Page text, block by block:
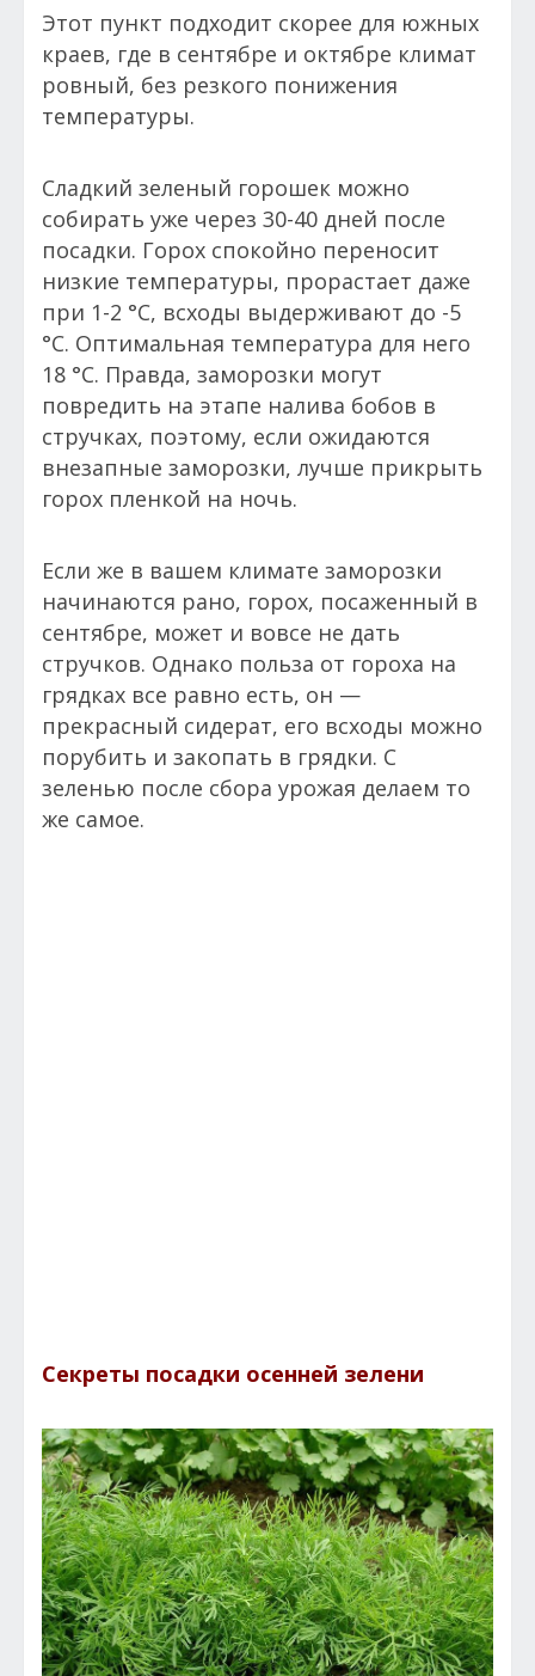
Этот пункт подходит скорее для южных
краев, где в сентябре и октябре климат
ровный, без резкого понижения
температуры.
Сладкий зеленый горошек можно
собирать уже через 30-40 дней после
посадки. Горох спокойно переносит
низкие температуры, прорастает даже
при 1-2 °С, всходы выдерживают до -5
°С. Оптимальная температура для него
18 °С. Правда, заморозки могут
повредить на этапе налива бобов в
стручках, поэтому, если ожидаются
внезапные заморозки, лучше прикрыть
горох пленкой на ночь.
Если же в вашем климате заморозки
начинаются рано, горох, посаженный в
сентябре, может и вовсе не дать
стручков. Однако польза от гороха на
грядках все равно есть, он —
прекрасный сидерат, его всходы можно
порубить и закопать в грядки. С
зеленью после сбора урожая делаем то
же самое.
Секреты посадки осенней зелени